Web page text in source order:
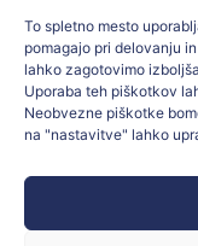
To spletno mesto
pomagajo pri delovanju
lahko zagotovimo
Uporaba teh piškotkov
Neobvezne piškotke
na "nastavitve" lahko
Starost: 16
Mesto:
Država:
Povezano z:
Učitelj: